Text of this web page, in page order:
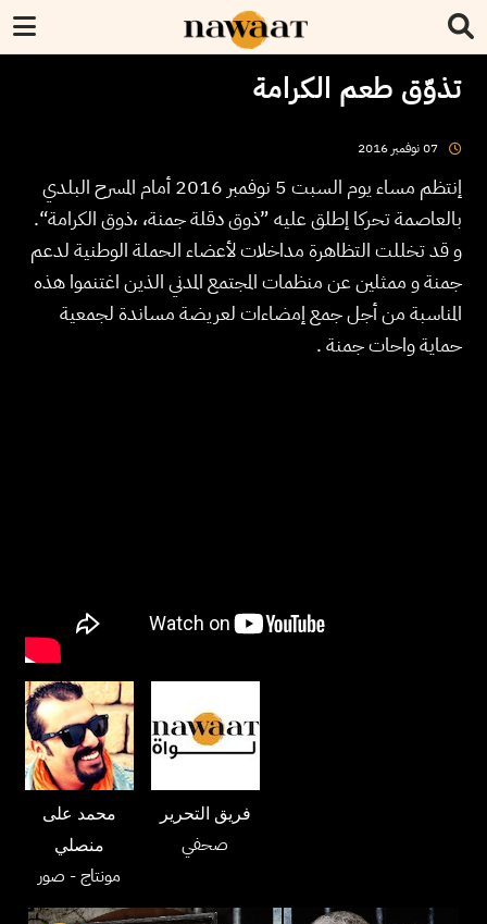
تذوّق طعم الكرامة
07نوفمبر 2016
إنتظم مساء يوم السبت 5 نوفمبر 2016 أمام المسرح البلدي
بالعاصمة تحركا إطلق عليه ”ذوق دقلة جمنة، ،ذوق الكرامة“.
و قد تخللت التظاهرة مداخلات لأعضاء الحملة الوطنية لدعم
جمنة و ممثلين عن منظمات المجتمع المدني الذين اغتنموا هذه
المناسبة من أجل جمع إمضاءات لعريضة مساندة لجمعية
حماية واحات جمنة .
محمد على
منصلي
مونتاج- صور
فريق التحرير
صحفي